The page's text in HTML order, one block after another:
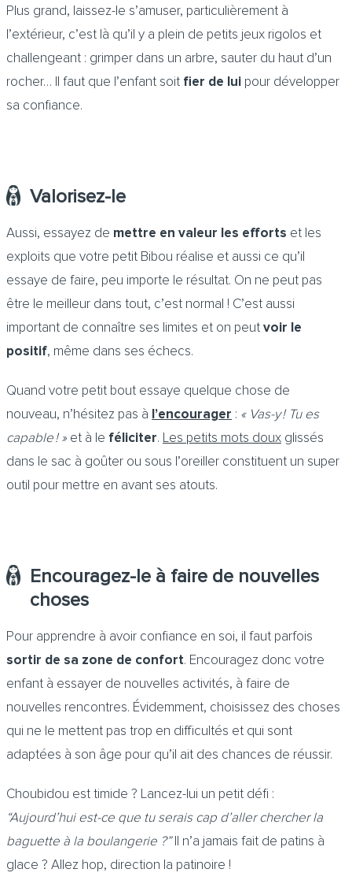
Plus grand, laissez-le s’amuser, particulièrement à
l’extérieur, c’est là qu’il y a plein de petits jeux rigolos et
challengeant : grimper dans un arbre, sauter du haut d’un
rocher… Il faut que l’enfant soit fier de lui pour développer
sa confiance.
Valorisez-le
Aussi, essayez de mettre en valeur les efforts et les
exploits que votre petit Bibou réalise et aussi ce qu’il
essaye de faire, peu importe le résultat. On ne peut pas
être le meilleur dans tout, c’est normal ! C’est aussi
important de connaître ses limites et on peutvoir le
positif, même dans ses échecs.
Quand votre petit bout essaye quelque chose de
nouveau, n’hésitez pas à l’encourager : « Vas-y ! Tu es
capable ! »et à le féliciter. Les petits mots doux glissés
dans le sac à goûter ou sous l’oreiller constituent un super
outil pour mettre en avant ses atouts.
Encouragez-le à faire de nouvelles
choses
Pour apprendre à avoir confiance en soi, il faut parfois
sortir de sa zone de confort. Encouragez donc votre
enfant à essayer de nouvelles activités, à faire de
nouvelles rencontres. Évidemment, choisissez des choses
qui ne le mettent pas trop en difficultés et qui sont
adaptées à son âge pour qu’il ait des chances de réussir.
Choubidou est timide ? Lancez-lui un petit défi :
“Aujourd’hui est-ce que tu serais cap d’aller chercher la
baguette à la boulangerie ?”Il n’a jamais fait de patins à
glace ? Allez hop, direction la patinoire !